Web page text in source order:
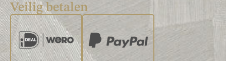
Veilig betalen